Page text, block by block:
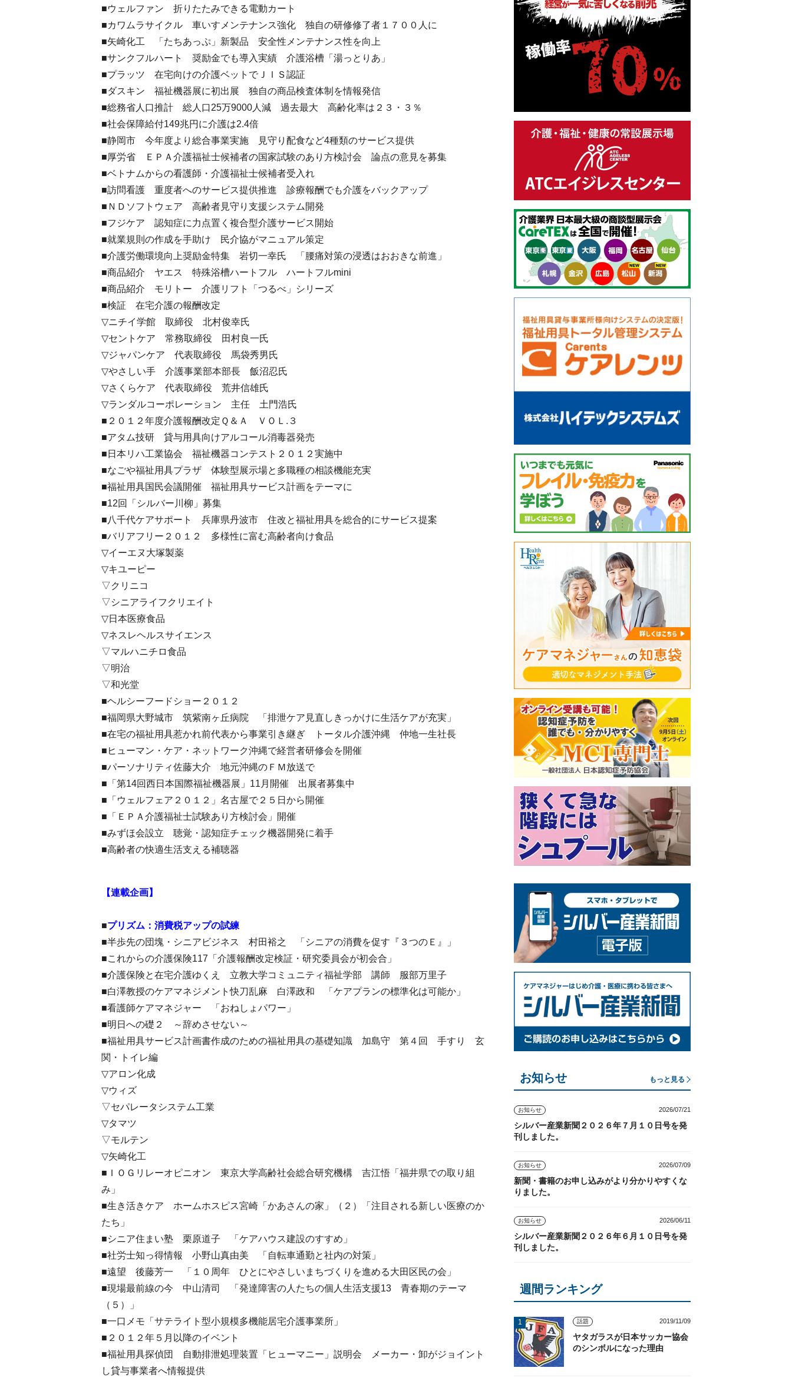
■ウェルファン 折りたたみできる電動カート
■カワムラサイクル 車いすメンテナンス強化 独自の研修修了者１７００人に
■矢崎化工 「たちあっぷ」新製品 安全性メンテナンス性を向上
■サンクフルハート 奨励金でも導入実績 介護浴槽「湯っとりあ」
■プラッツ 在宅向けの介護ベットでＪＩＳ認証
■ダスキン 福祉機器展に初出展 独自の商品検査体制を情報発信
■総務省人口推計 総人口25万9000人減 過去最大 高齢化率は２３・３％
■社会保障給付149兆円に介護は2.4倍
■静岡市 今年度より総合事業実施 見守り配食など4種類のサービス提供
■厚労省 ＥＰＡ介護福祉士候補者の国家試験のあり方検討会 論点の意見を募集
■ベトナムからの看護師・介護福祉士候補者受入れ
■訪問看護 重度者へのサービス提供推進 診療報酬でも介護をバックアップ
■ＮＤソフトウェア 高齢者見守り支援システム開発
■フジケア 認知症に力点置く複合型介護サービス開始
■就業規則の作成を手助け 民介協がマニュアル策定
■介護労働環境向上奨励金特集 岩切一幸氏 「腰痛対策の浸透はおおきな前進」
■商品紹介 ヤエス 特殊浴槽ハートフル ハートフルmini
■商品紹介 モリトー 介護リフト「つるべ」シリーズ
■検証 在宅介護の報酬改定
▽ニチイ学館 取締役 北村俊幸氏
▽セントケア 常務取締役 田村良一氏
▽ジャパンケア 代表取締役 馬袋秀男氏
▽やさしい手 介護事業部本部長 飯沼忍氏
▽さくらケア 代表取締役 荒井信雄氏
▽ランダルコーポレーション 主任 土門浩氏
■２０１２年度介護報酬改定Ｑ＆Ａ ＶＯＬ.３
■アタム技研 貸与用具向けアルコール消毒器発売
■日本リハ工業協会 福祉機器コンテスト２０１２実施中
■なごや福祉用具プラザ 体験型展示場と多職種の相談機能充実
■福祉用具国民会議開催 福祉用具サービス計画をテーマに
■12回「シルバー川柳」募集
■八千代ケアサポート 兵庫県丹波市 住改と福祉用具を総合的にサービス提案
■バリアフリー２０１２ 多様性に富む高齢者向け食品
▽イーエヌ大塚製薬
▽キユーピー
▽クリニコ
▽シニアライフクリエイト
▽日本医療食品
▽ネスレヘルスサイエンス
▽マルハニチロ食品
▽明治
▽和光堂
■ヘルシーフードショー２０１２
■福岡県大野城市 筑紫南ヶ丘病院 「排泄ケア見直しきっかけに生活ケアが充実」
■在宅の福祉用具惹かれ前代表から事業引き継ぎ トータル介護沖縄 仲地一生社長
■ヒューマン・ケア・ネットワーク沖縄で経営者研修会を開催
■パーソナリティ佐藤大介 地元沖縄のＦＭ放送で
■「第14回西日本国際福祉機器展」11月開催 出展者募集中
■「ウェルフェア２０１２」名古屋で２５日から開催
■「ＥＰＡ介護福祉士試験あり方検討会」開催
■みずほ会設立 聴覚・認知症チェック機器開発に着手
■高齢者の快適生活支える補聴器
【連載企画】
■プリズム：消費税アップの試練
■半歩先の団塊・シニアビジネス 村田裕之 「シニアの消費を促す『３つのＥ』」
■これからの介護保険117「介護報酬改定検証・研究委員会が初会合」
■介護保険と在宅介護ゆくえ 立教大学コミュニティ福祉学部 講師 服部万里子
■白澤教授のケアマネジメント快刀乱麻 白澤政和 「ケアプランの標準化は可能か」
■看護師ケアマネジャー 「おねしょパワー」
■明日への礎２ ～辞めさせない～
■福祉用具サービス計画書作成のための福祉用具の基礎知識 加島守 第４回 手すり 玄
関・トイレ編
▽アロン化成
▽ウィズ
▽セパレータシステム工業
▽タマツ
▽モルテン
▽矢崎化工
■ＩＯＧリレーオピニオン 東京大学高齢社会総合研究機構 吉江悟「福井県での取り組
み」
■生き活きケア ホームホスピス宮崎「かあさんの家」（２）「注目される新しい医療のか
たち」
■シニア住まい塾 栗原道子 「ケアハウス建設のすすめ」
■社労士知っ得情報 小野山真由美 「自転車通勤と社内の対策」
■遠望 後藤芳一 「１０周年 ひとにやさしいまちづくりを進める大田区民の会」
■現場最前線の今 中山清司 「発達障害の人たちの個人生活支援13 青春期のテーマ
（５）」
■一口メモ「サテライト型小規模多機能居宅介護事業所」
■２０１２年５月以降のイベント
■福祉用具探偵団 自動排泄処理装置「ヒューマニー」説明会 メーカー・卸がジョイント
し貸与事業者へ情報提供
お知らせ もっと見る
お知らせ 2026/07/21
シルバー産業新聞２０２６年７月１０日号を発
刊しました。
お知らせ 2026/07/09
新聞・書籍のお申し込みがより分かりやすくな
りました。
お知らせ 2026/06/11
シルバー産業新聞２０２６年６月１０日号を発
刊しました。
週間ランキング
話題 2019/11/09
ヤタガラスが日本サッカー協会
のシンボルになった理由